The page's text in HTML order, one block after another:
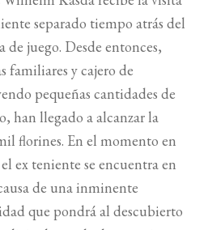
BUSCAR
LISTA DE LIBROS
separado tiempo atrás del
juego. Desde entonces,
familiares y cajero de
pequeñas cantidades de
han llegado a alcanzar la
florines. En el momento en
ex teniente se encuentra en
de una inminente
que pondrá al descubierto